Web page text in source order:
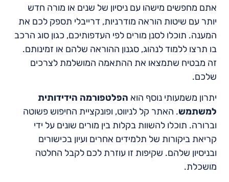
אתם מחפשים מישהו עם ניסיון של שנים או מורה חדש
יותר עם שיטות הוראה מודרניות, דרייבלי תספק לכם את
המענה. תוכלו לסנן מורים לפי העדפותיכם, כגון סוג הרכב
בו תרצו ללמוד לנהוג, סגנון ההוראה שלהם או זמינותם.
זה מבטיח שתמצאו את ההתאמה המושלמת לצרכים
שלכם.
יתרון משמעותי נוסף הוא הפלטפורמה הידידותית
למשתמש. האתר קל לניווט, ופונקציית החיפוש פשוטה
וברורה. תוכלו להשוות בקלות בין מורים שונים על ידי
קריאת ביקורות של תלמידים אחרים ועיון בכישורים
ובניסיון שלהם. שקיפות זו עוזרת לכם לקבל החלטה
מושכלת.